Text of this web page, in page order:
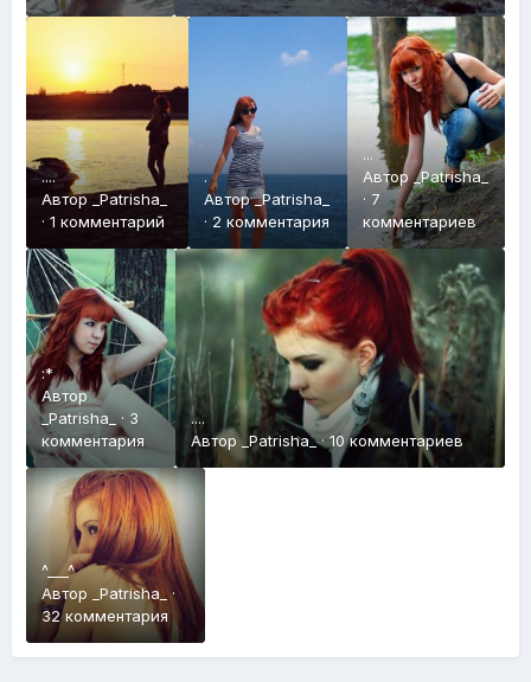
....
Автор_Patrisha_
· 1 комментарий
.
Автор_Patrisha_
· 2 комментария
...
Автор_Patrisha_
· 7
комментариев
:*
Автор
_Patrisha_· 3
комментария
....
Автор_Patrisha_· 10 комментариев
^___^
Автор
_Patrisha_ ·
32 комментария